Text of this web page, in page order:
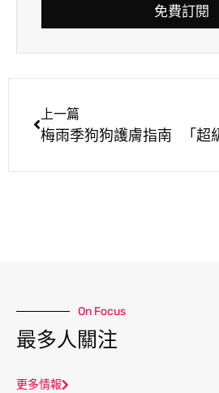
免費訂閱
上一篇
梅雨季狗狗護膚指南
On Focus
最多人關注
更多情報